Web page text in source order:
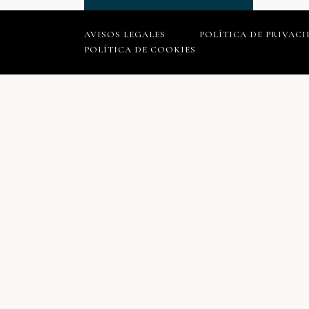
AVISOS LEGALES
POLÍTICA DE
POLÍTICA DE COOKIES